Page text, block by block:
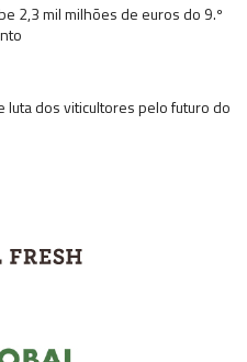
2,3 mil milhões de euros do 9.º
luta dos viticultores pelo futuro do